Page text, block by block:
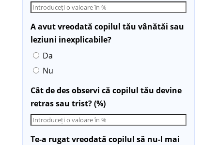
A avut vreodată copilul tău vânătăi sau
leziuni inexplicabile?
Da
Nu
Cât de des observi că copilul tău devine
retras sau trist? (%)
Te-a rugat vreodată copilul să nu-l mai